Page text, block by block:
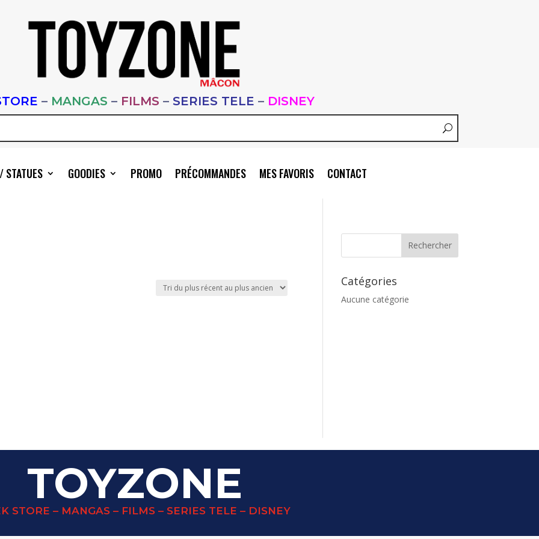
– MANGAS – FILMS – SERIES TELE – DISNEY
STATUES GOODIES PROMO PRÉCOMMANDES MES FAVORIS CONTACT
Catégories
Aucune catégorie
TOYZONE
STORE – MANGAS – FILMS – SERIES TELE – DISNEY